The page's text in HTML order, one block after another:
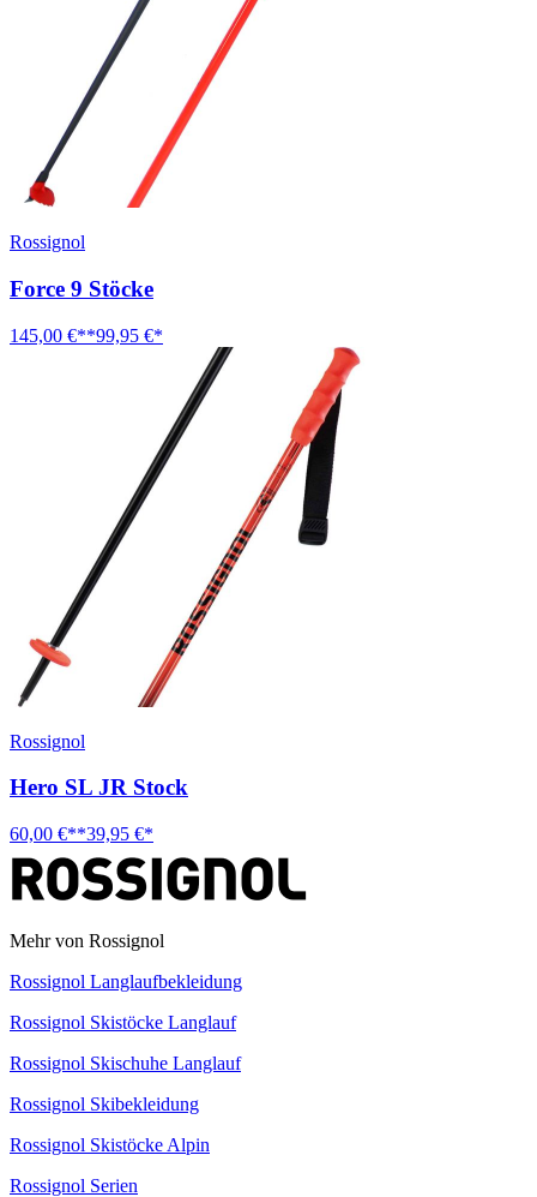
Rossignol
Force 9 Stöcke
145,00 €**99,95 €*
Rossignol
Hero SL JR Stock
60,00 €**39,95 €*
Mehr von Rossignol
Rossignol Langlaufbekleidung
Rossignol Skistöcke Langlauf
Rossignol Skischuhe Langlauf
Rossignol Skibekleidung
Rossignol Skistöcke Alpin
Rossignol Serien